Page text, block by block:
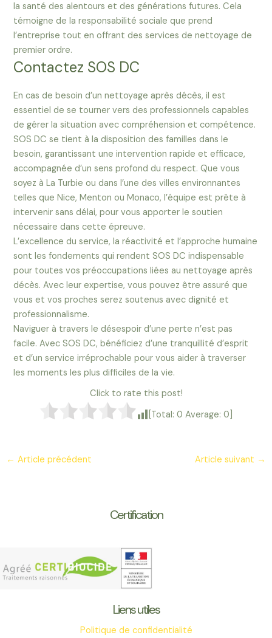
la santé des alentours et des générations futures. Cela
témoigne de la responsabilité sociale que prend
l’entreprise tout en offrant des services de nettoyage de
premier ordre.
Contactez SOS DC
En cas de besoin d’un nettoyage après décès, il est
essentiel de se tourner vers des professionnels capables
de gérer la situation avec compréhension et compétence.
SOS DC se tient à la disposition des familles dans le
besoin, garantissant une intervention rapide et efficace,
accompagnée d’un sens profond du respect. Que vous
soyez à La Turbie ou dans l’une des villes environnantes
telles que Nice, Menton ou Monaco, l’équipe est prête à
intervenir sans délai, pour vous apporter le soutien
nécessaire dans cette épreuve.
L’excellence du service, la réactivité et l’approche humaine
sont les fondements qui rendent SOS DC indispensable
pour toutes vos préoccupations liées au nettoyage après
décès. Avec leur expertise, vous pouvez être assuré que
vous et vos proches serez soutenus avec dignité et
professionnalisme.
Naviguer à travers le désespoir d’une perte n’est pas
facile. Avec SOS DC, bénéficiez d’une tranquillité d’esprit
et d’un service irréprochable pour vous aider à traverser
les moments les plus difficiles de la vie.
Click to rate this post!
[Total: 0 Average: 0
Navigation
← Article précédent Article suivant →
Certification
Liens utiles
Politique de confidentialité